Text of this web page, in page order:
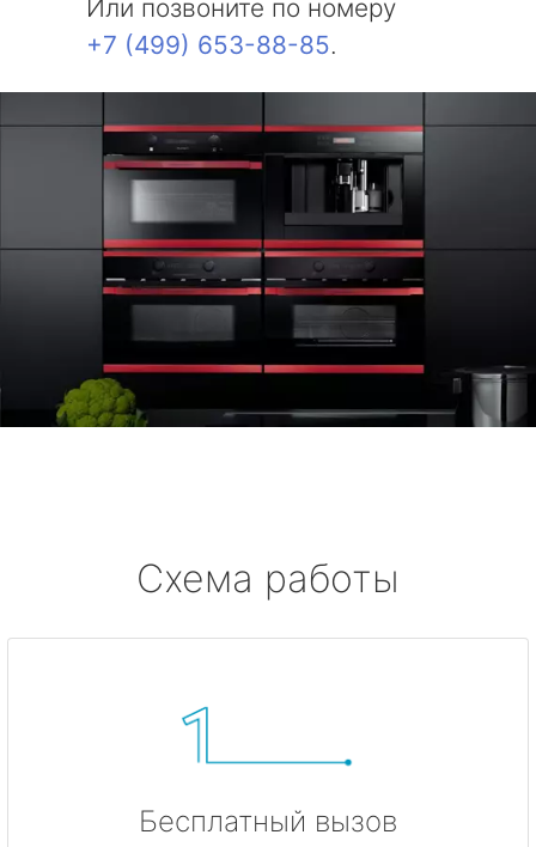
метро Беляево
метро Водный стадион
метро Курская
метро Комсомольская
метро Жулебино
метро Ботанический сад
метро Кунцевская
метро Кропоткинская
метро Владыкино
Или позвоните по номеру
+7 (499) 653-88-85.
Схема работы
Бесплатный вызов